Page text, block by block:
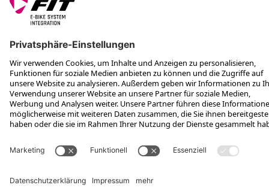
*Unverbindliche Preisempfehlung inkl. MwSt. zzgl. Versandkosten und
VEG
Rotax Bike Technology AG © 2025